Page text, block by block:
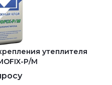
утеплителя
Р/М